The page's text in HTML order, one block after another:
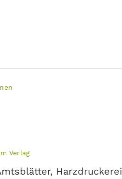
Verlag
Harzdruckerei